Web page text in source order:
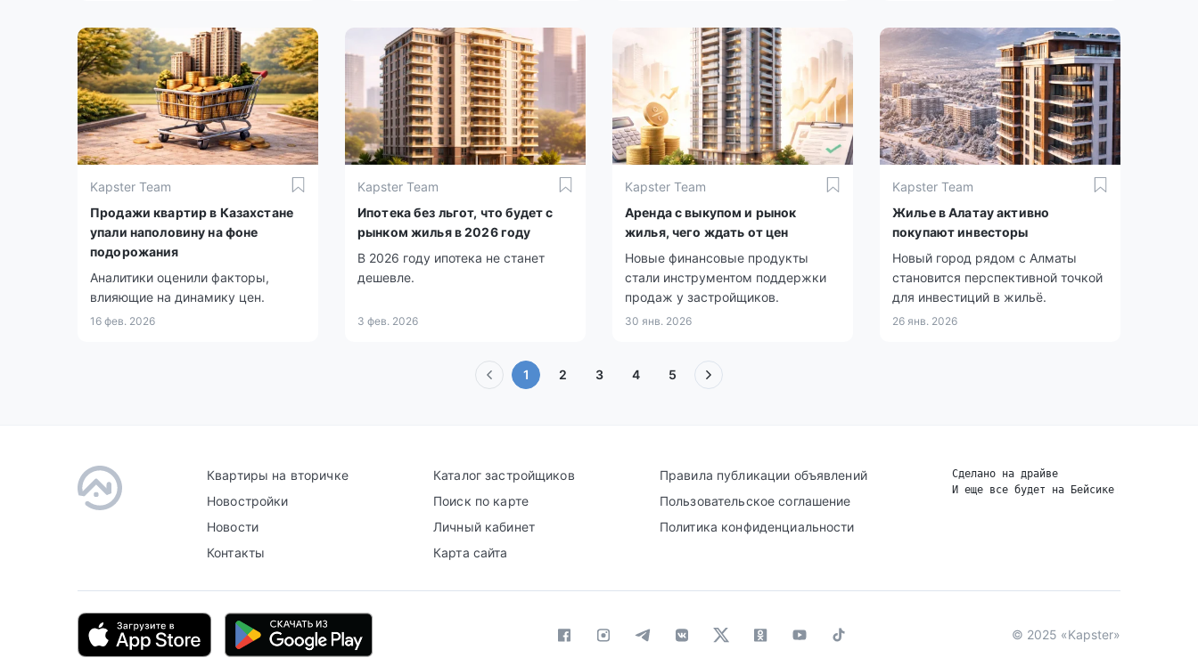
Kapster Team
Продажи квартир в Казахстане
упали наполовину на фоне
подорожания
Аналитики оценили факторы,
влияющие на динамику цен.
16 фев. 2026
Kapster Team
Ипотека без льгот, что будет с
рынком жилья в 2026 году
В 2026 году ипотека не станет
дешевле.
3 фев. 2026
Kapster Team
Аренда с выкупом и рынок
жилья, чего ждать от цен
Новые финансовые продукты
стали инструментом поддержки
продаж у застройщиков.
30 янв. 2026
Kapster Team
Жилье в Алатау активно
покупают инвесторы
Новый город рядом с Алматы
становится перспективной точкой
для инвестиций в жильё.
26 янв. 2026
1 (текущая)
2 3 4 5
Квартиры на вторичке
Новостройки
Новости
Контакты
Каталог застройщиков
Поиск по карте
Личный кабинет
Карта сайта
Правила публикации объявлений
Пользовательское соглашение
Политика конфиденциальности
Сделано на драйве
И еще все будет на Бейсике
© 2025 «Kapster»